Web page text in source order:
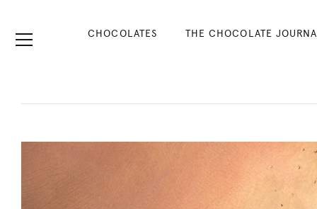
CHOCOLATES THE CHOCOLATE